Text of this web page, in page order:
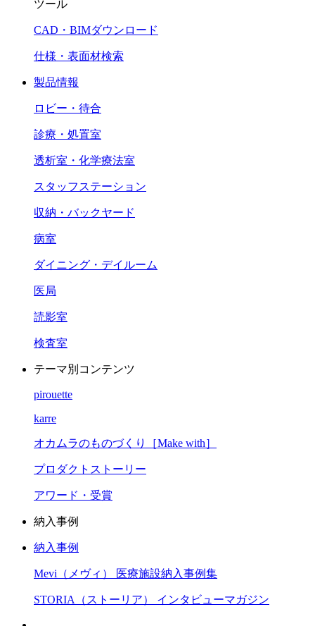
ツール
CAD・BIMダウンロード
仕様・表面材検索
製品情報
ロビー・待合
診療・処置室
透析室・化学療法室
スタッフステーション
収納・バックヤード
病室
ダイニング・デイルーム
医局
読影室
検査室
テーマ別コンテンツ
pirouette
karre
オカムラのものづくり［Make with］
プロダクトストーリー
アワード・受賞
納入事例
納入事例
Mevi（メヴィ） 医療施設納入事例集
STORIA（ストーリア） インタビューマガジン